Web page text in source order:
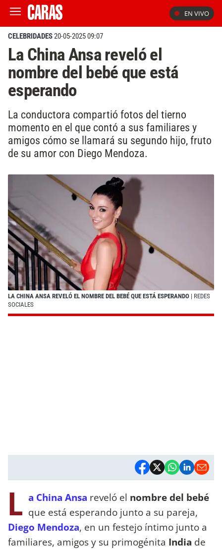
EN VIVO
CELEBRIDADES20-05-2025 09:07
La China Ansa reveló el
nombre del bebé que está
esperando
La conductora compartió fotos del tierno
momento en el que contó a sus familiares y
amigos cómo se llamará su segundo hijo, fruto
de su amor con Diego Mendoza.
LA CHINA ANSA REVELÓ EL NOMBRE DEL BEBÉ QUE ESTÁ ESPERANDO | REDES
SOCIALES
L a China Ansa reveló el nombre del bebé
que está esperando junto a su pareja,
Diego Mendoza, en un festejo íntimo junto a
familiares, amigos y su primogénita India de